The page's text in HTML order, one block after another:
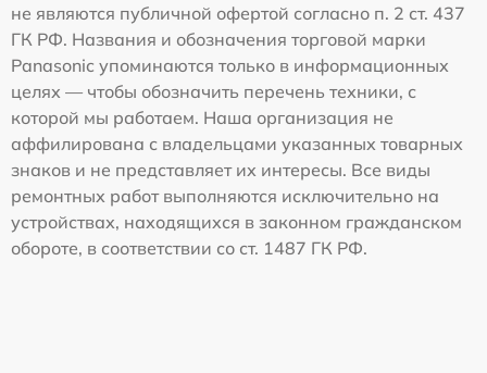
не являются публичной офертой согласно п. 2 ст. 437
ГК РФ. Названия и обозначения торговой марки
Panasonic упоминаются только в информационных
целях — чтобы обозначить перечень техники, с
которой мы работаем. Наша организация не
аффилирована с владельцами указанных товарных
знаков и не представляет их интересы. Все виды
ремонтных работ выполняются исключительно на
устройствах, находящихся в законном гражданском
обороте, в соответствии со ст. 1487 ГК РФ.